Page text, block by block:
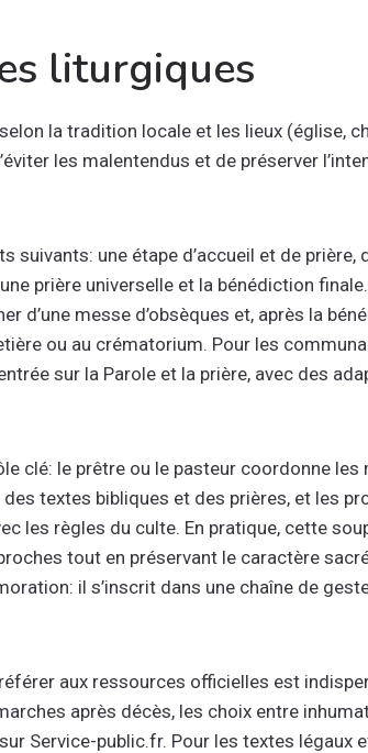
liturgiques
la tradition locale et les lieux (église,
les malentendus et de préserver
suivants: une étape d’accueil et de prière,
prière universelle et la bénédiction
d’une messe d’obsèques et, après la
ou au crématorium. Pour les
sur la Parole et la prière, avec des
clé: le prêtre ou le pasteur coordonne les
textes bibliques et des prières, et les
les règles du culte. En pratique, cette
tout en préservant le caractère
il s’inscrit dans une chaîne de
aux ressources officielles est
après décès, les choix entre
Service-public.fr. Pour les textes légaux